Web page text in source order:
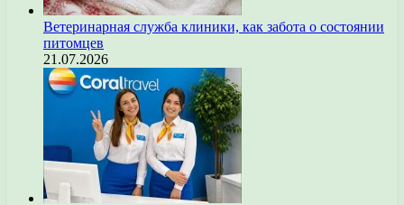
Ветеринарная служба клиники, как забота о состоянии
питомцев
21.07.2026